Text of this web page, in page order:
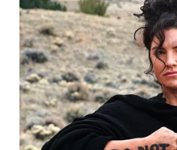
LABUANBAJO
WN
BORNEO
Wahana
Media
Group